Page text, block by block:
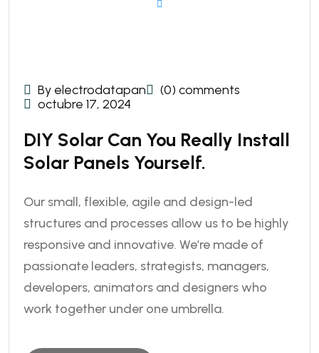
By electrodatapan
(0) comments
octubre 17, 2024
DIY Solar Can You Really Install
Solar Panels Yourself.
Our small, flexible, agile and design-led
structures and processes allow us to be highly
responsive and innovative. We’re made of
passionate leaders, strategists, managers,
developers, animators and designers who
work together under one umbrella.